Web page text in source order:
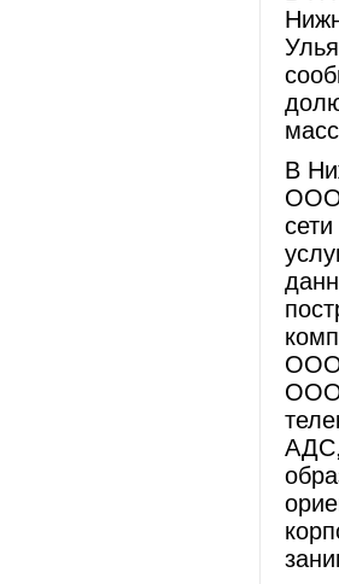
В
ООО
ООО
ООО